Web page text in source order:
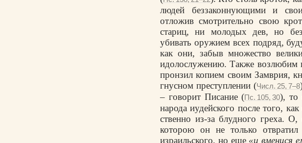
людей беззаконнующими и
отложив смотрительно свою
стариц, ни молодых дев, но без
убивать оружием всех подряд,
как они, забыв множество
идолослужению. Также возлюбим
пронзил копием своим Замврия,
гнусном преступлении (Числ. 25, 7–8
– гово­рит Писание (Пс. 105, 30), то
народа иудейского после того,
ственно из-за блудного греха.
которою он не только
израильского, но еще «и вменися